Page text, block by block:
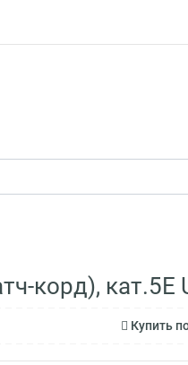
корд), кат.5Е
Купить